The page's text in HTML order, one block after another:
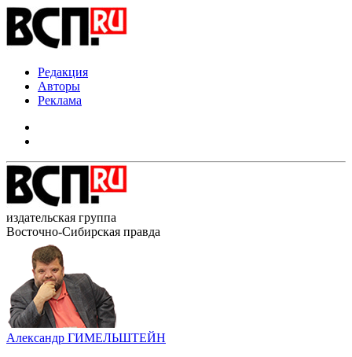
Редакция
Авторы
Реклама
издательская группа
Восточно-Сибирская правда
Александр ГИМЕЛЬШТЕЙН